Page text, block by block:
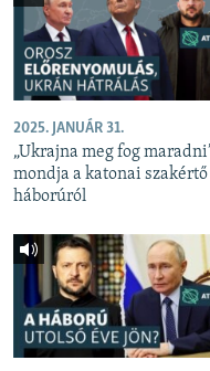
2025. JANUÁR 31.
„Ukrajna meg fog
mondja a katonai szakértő
háborúról